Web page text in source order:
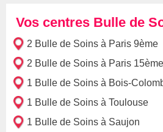
Vos centres Bulle de
2 Bulle de Soins à Paris 9ème
2 Bulle de Soins à Paris 15ème
1 Bulle de Soins à Bois-
1 Bulle de Soins à Toulouse
1 Bulle de Soins à Saujon